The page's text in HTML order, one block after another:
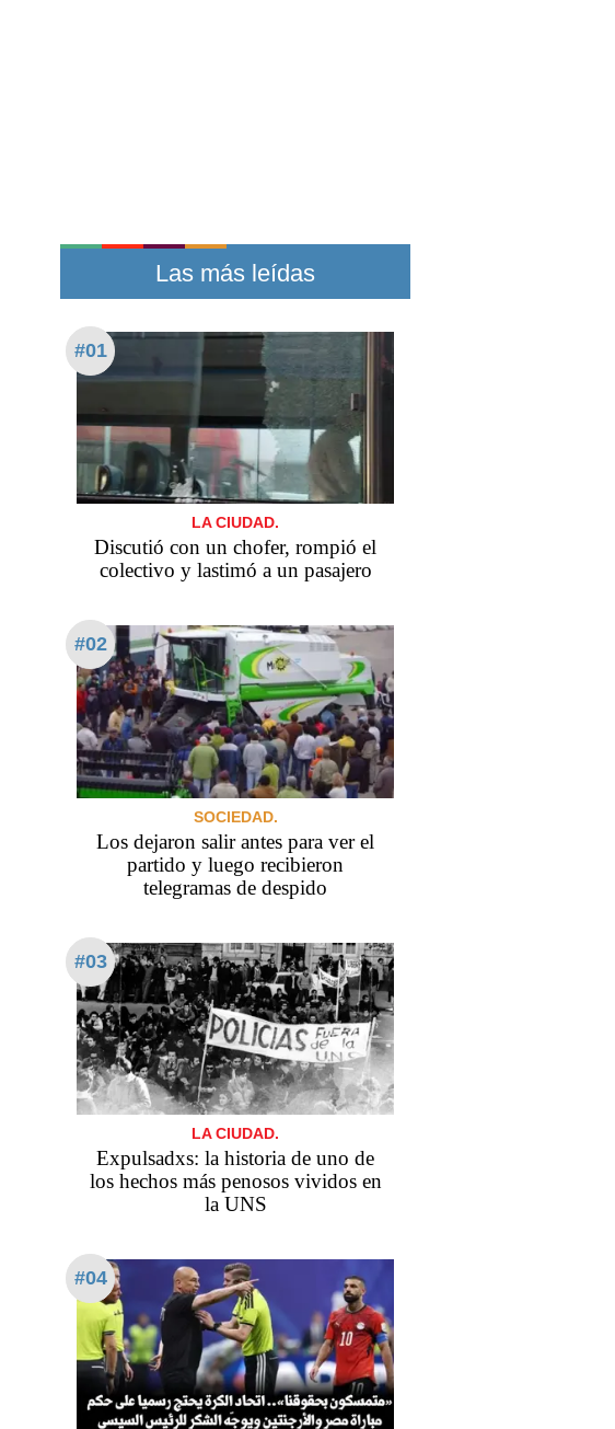
Las más leídas
#01
LA CIUDAD.
Discutió con un chofer, rompió el
colectivo y lastimó a un pasajero
#02
SOCIEDAD.
Los dejaron salir antes para ver el
partido y luego recibieron
telegramas de despido
#03
LA CIUDAD.
Expulsadxs: la historia de uno de
los hechos más penosos vividos en
la UNS
#04